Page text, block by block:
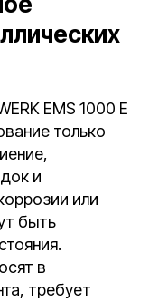
EMS 1000 E
только
и
или
быть
в
требует